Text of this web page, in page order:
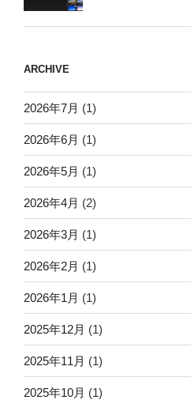
ARCHIVE
2026年7月 (1)
2026年6月 (1)
2026年5月 (1)
2026年4月 (2)
2026年3月 (1)
2026年2月 (1)
2026年1月 (1)
2025年12月 (1)
2025年11月 (1)
2025年10月 (1)